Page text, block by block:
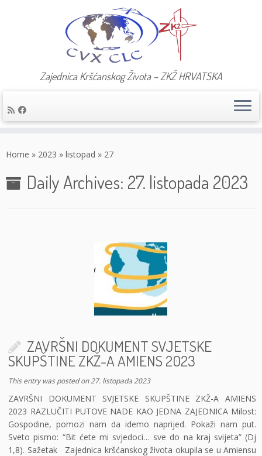
to
Zajednica Kršćanskog Života – ZKŽ HRVATSKA
Home » 2023 » listopad » 27
Daily Archives: 27. listopada 2023
ZAVRŠNI DOKUMENT SVJETSKE
SKUPŠTINE ZKŽ-A AMIENS 2023
This entry was posted on27. listopada 2023
ZAVRŠNI DOKUMENT SVJETSKE SKUPŠTINE ZKŽ-A AMIENS
2023 RAZLUČITI PUTOVE NADE KAO JEDNA ZAJEDNICA Milost:
Gospodine, pomozi nam da idemo naprijed. Pokaži nam put.
Sveto pismo: “Bit ćete mi svjedoci… sve do na kraj svijeta” (Dj
1,8). Sažetak Zajednica kršćanskog života okupila se u Amiensu